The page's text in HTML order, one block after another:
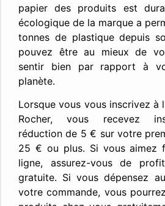
papier des produits est
écologique de la marque a
tonnes de plastique depuis
pouvez être au mieux de
sentir bien par rapport à
planète.
Lorsque vous vous inscrivez à
Rocher, vous recevez
réduction de 5 € sur votre
25 € ou plus. Si vous aimez
ligne, assurez-vous de
gratuite. Si vous dépensez
votre commande, vous